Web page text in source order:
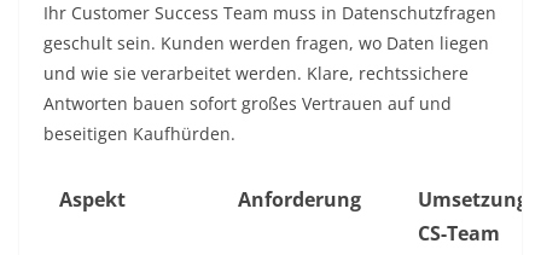
Ihr Customer Success Team muss in Datenschutzfragen
geschult sein. Kunden werden fragen, wo Daten liegen
und wie sie verarbeitet werden. Klare, rechtssichere
Antworten bauen sofort großes Vertrauen auf und
beseitigen Kaufhürden.
Aspekt Anforderung
Umsetzung
CS-Team